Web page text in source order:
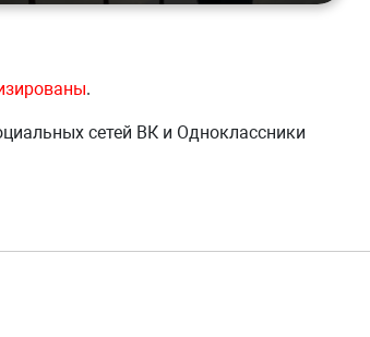
.
сетей ВК и Одноклассники